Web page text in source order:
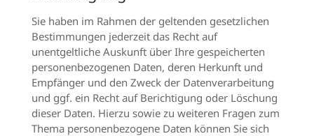
Sie haben im Rahmen der geltenden gesetzlichen
Bestimmungen jederzeit das Recht auf
unentgeltliche Auskunft über Ihre gespeicherten
personenbezogenen Daten, deren Herkunft und
Empfänger und den Zweck der Datenverarbeitung
und ggf. ein Recht auf Berichtigung oder Löschung
dieser Daten. Hierzu sowie zu weiteren Fragen zum
Thema personenbezogene Daten können Sie sich